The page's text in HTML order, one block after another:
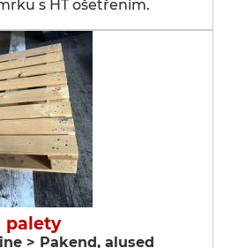
s HT ošetřením.
palety
> Pakend, alused